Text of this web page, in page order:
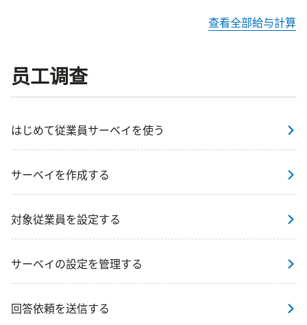
查看全部給与計算
员工调查
はじめて従業員サーベイを使う
サーベイを作成する
対象従業員を設定する
サーベイの設定を管理する
回答依頼を送信する